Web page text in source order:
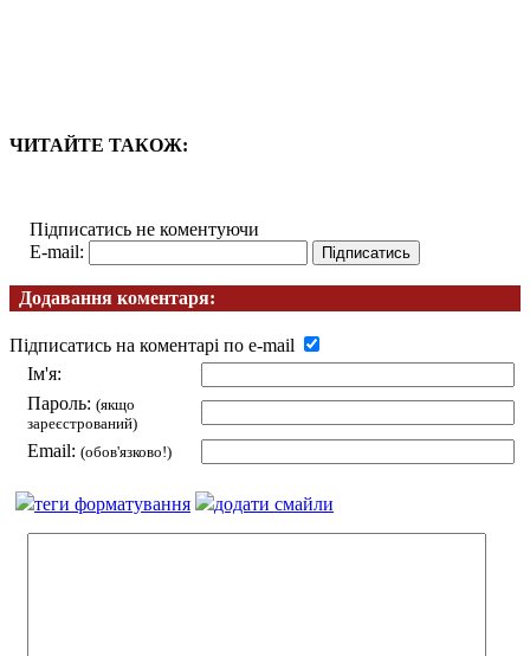
ЧИТАЙТЕ ТАКОЖ:
Підписатись не коментуючи
E-mail:
Додавання коментаря:
Підписатись на коментарі по e-mail
Ім'я:
Пароль: (якщо
зареєстрований)
Email: (обов'язково!)
теги форматування додати смайли